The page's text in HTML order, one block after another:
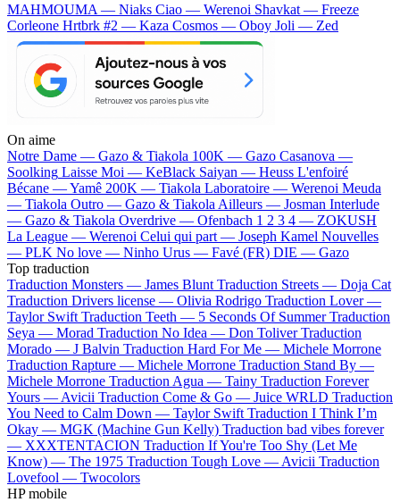
MAHMOUMA — Niaks Ciao — Werenoi Shavkat — Freeze
Corleone Hrtbrk #2 — Kaza Cosmos — Oboy Joli — Zed
On aime
Notre Dame — Gazo & Tiakola 100K — Gazo Casanova —
Soolking Laisse Moi — KeBlack Saiyan — Heuss L'enfoiré
Bécane —Yamê 200K — Tiakola Laboratoire — Werenoi Meuda
— Tiakola Outro — Gazo & Tiakola Ailleurs — Josman Interlude
— Gazo & Tiakola Overdrive — Ofenbach 1 2 3 4 — ZOKUSH
La League — Werenoi Celui qui part — Joseph Kamel Nouvelles
— PLK No love — Ninho Urus — Favé (FR) DIE — Gazo
Top traduction
Traduction Monsters — James Blunt Traduction Streets — Doja Cat
Traduction Drivers license — Olivia Rodrigo Traduction Lover —
Taylor Swift Traduction Teeth — 5 Seconds Of Summer Traduction
Seya — Morad Traduction No Idea — Don Toliver Traduction
Morado — J Balvin Traduction Hard For Me — Michele Morrone
Traduction Rapture — Michele Morrone Traduction Stand By —
Michele Morrone Traduction Agua — Tainy Traduction Forever
Yours — Avicii Traduction Come & Go — Juice WRLD Traduction
You Need to Calm Down — Taylor Swift Traduction I Think I’m
Okay — MGK (Machine Gun Kelly) Traduction bad vibes forever
— XXXTENTACION Traduction If You're Too Shy (Let Me
Know) — The 1975 Traduction Tough Love — Avicii Traduction
Lovefool — Twocolors
HP mobile